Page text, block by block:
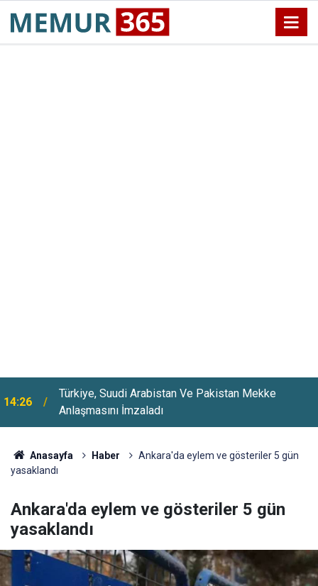
14:26
14:00
Bakan Bayraktar'dan Açıklama: "Türkiye'de 10 Bin
Ton Altın Potansiyeli Bulunuyor"
Anasayfa Haber
Ankara'da eylem ve gösteriler 5 gün
yasaklandı
Ankara'da eylem ve gösteriler 5 gün
yasaklandı